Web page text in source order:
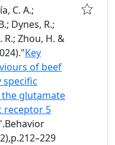
C. A.;
Dynes, R.;
R.; Zhou, H. &
Key
of beef
glutamate
receptor 5